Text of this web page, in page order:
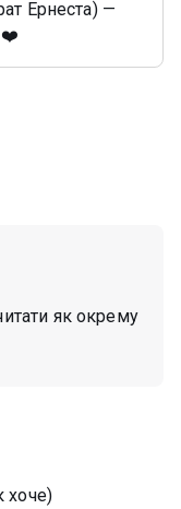
Ернеста) —
❤️
як окрему
хоче)